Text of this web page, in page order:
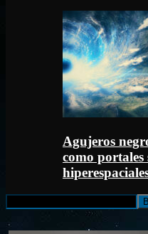
Agujeros
como portales